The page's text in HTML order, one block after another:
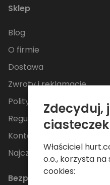
Sklep
Blog
O firmie
Dostawa
Zwroty i reklamacje
Polityka Prywatności
Regulamin
Kontakt
Najczęściej zadawane
Bezpieczne płatności
Zdecyduj,
Właściciel
o.o., korzysta
cookies: